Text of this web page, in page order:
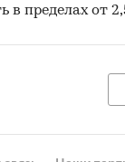
в пределах от